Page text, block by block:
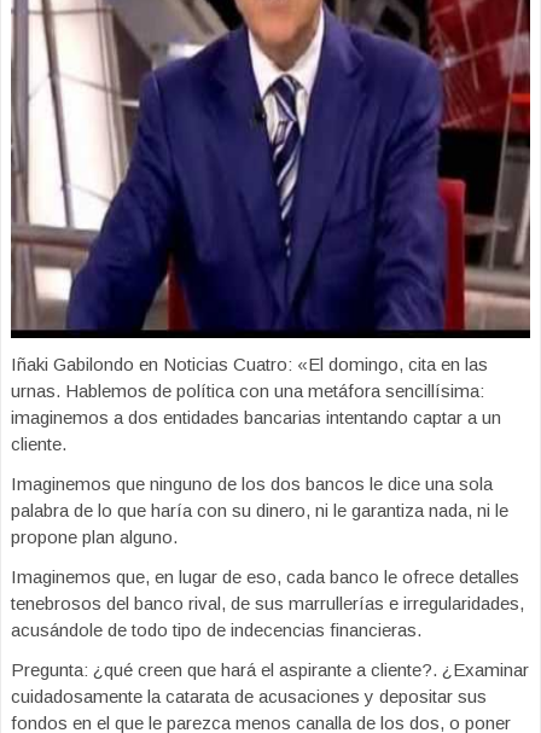
Iñaki Gabilondo en Noticias Cuatro: «El domingo, cita en las
urnas. Hablemos de política con una metáfora sencillísima:
imaginemos a dos entidades bancarias intentando captar a un
cliente.
Imaginemos que ninguno de los dos bancos le dice una sola
palabra de lo que haría con su dinero, ni le garantiza nada, ni le
propone plan alguno.
Imaginemos que, en lugar de eso, cada banco le ofrece detalles
tenebrosos del banco rival, de sus marrullerías e irregularidades,
acusándole de todo tipo de indecencias financieras.
Pregunta: ¿qué creen que hará el aspirante a cliente?. ¿Examinar
cuidadosamente la catarata de acusaciones y depositar sus
fondos en el que le parezca menos canalla de los dos, o poner